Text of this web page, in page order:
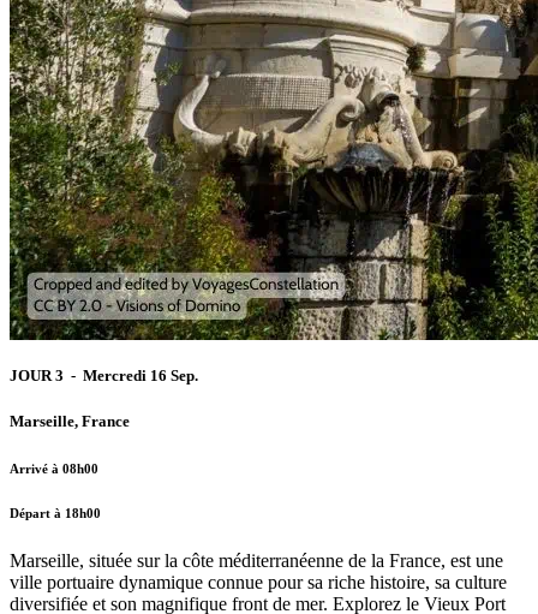
JOUR 3 - Mercredi 16 Sep.
Marseille, France
Arrivé à 08h00
Départ à 18h00
Marseille, située sur la côte méditerranéenne de la France, est une
ville portuaire dynamique connue pour sa riche histoire, sa culture
diversifiée et son magnifique front de mer. Explorez le Vieux Port